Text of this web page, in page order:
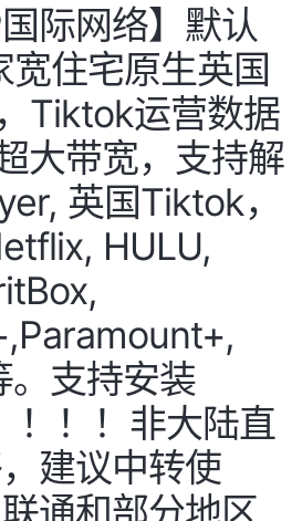
国际网络】默认
住宅原生英国
Tiktok运营数据
大带宽，支持解
英国Tiktok，
HULU,
支持安装
！！！非大陆直
建议中转使
通和部分地区